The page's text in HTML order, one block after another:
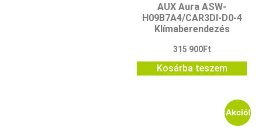
AUX Aura ASW-
H09B7A4/CAR3DI-D0-4
Klímaberendezés
315 900Ft
Kosárba teszem
Akció!